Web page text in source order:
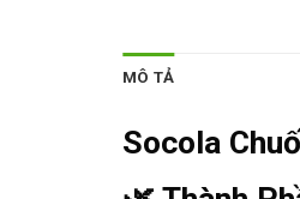
MÔ TẢ
Socola